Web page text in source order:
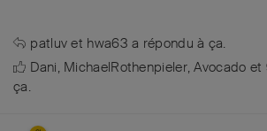
patluv et hwa63 a répondu à ça.
Dani, MichaelRothenpieler,Avocado et
ça.